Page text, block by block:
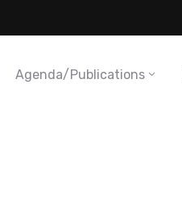
Agenda/Publications